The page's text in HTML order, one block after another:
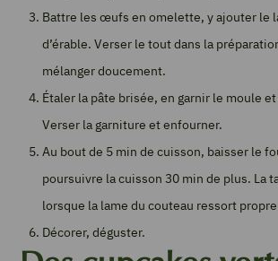
Battre les œufs en omelette, y ajouter le
d’érable. Verser le tout dans la
mélanger doucement.
Étaler la pâte brisée, en garnir le moule
Verser la garniture et enfourner.
Au bout de 5 min de cuisson, baisser le
poursuivre la cuisson 30 min de plus. La
lorsque la lame du couteau ressort
Décorer, déguster.